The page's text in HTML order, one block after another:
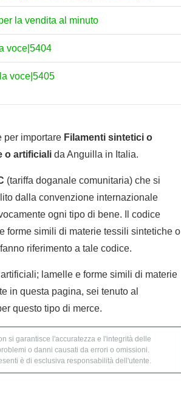
la vendita al minuto
voce|5404
voce|5405
per importare Filamenti sintetici o
o artificiali da Anguilla in Italia.
(tariffa doganale comunitaria) che si
dalla convenzione internazionale
ogni tipo di bene. Il codice
forme simili di materie tessili sintetiche o
riferimento a tale codice.
lamelle e forme simili di materie
in questa pagina, sei tenuto al
questo tipo di merce.
si garantisce l'accuratezza e l'integrità delle
o danni causati da errori o omissioni.
è di esclusiva responsabilità dell'utente.